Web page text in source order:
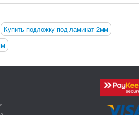
Купить подложку под ламинат 2мм